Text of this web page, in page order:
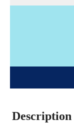
Description